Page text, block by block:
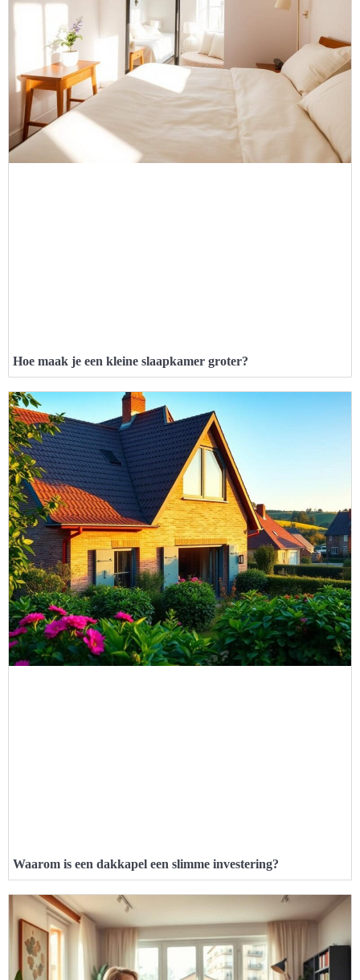
Hoe maak je een kleine slaapkamer groter?
Waarom is een dakkapel een slimme investering?